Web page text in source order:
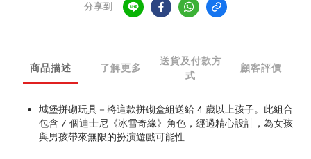
分享到
商品描述 了解更多
送貨及付款方
式
顧客評價
城堡拼砌玩具－將這款拼砌盒組送給 4 歲以上孩子。此組合
包含 7 個迪士尼《冰雪奇緣》角色，經過精心設計，為女孩
與男孩帶來無限的扮演遊戲可能性